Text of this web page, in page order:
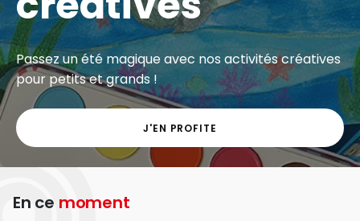
Passez un été magique avec nos activités créatives
pour petits et grands !
J'EN PROFITE
En ce moment